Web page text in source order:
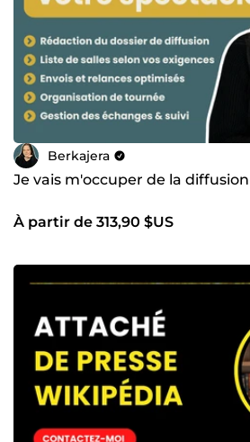
Berkajera
Je vais m'occuper de la
À partir de 313,90 $US